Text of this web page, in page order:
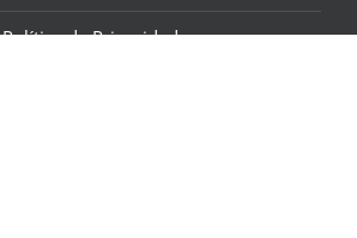
Política de Privacidad